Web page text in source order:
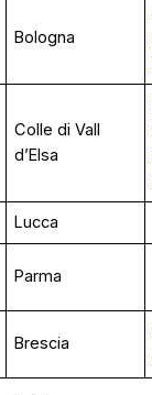
Bologna
Colle di Vall
d’Elsa
Lucca
Parma
Brescia